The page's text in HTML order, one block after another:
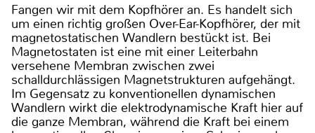
Fangen wir mit dem Kopfhörer an. Es handelt sich
um einen richtig großen Over-Ear-Kopfhörer, der mit
magnetostatischen Wandlern bestückt ist. Bei
Magnetostaten ist eine mit einer Leiterbahn
versehene Membran zwischen zwei
schalldurchlässigen Magnetstrukturen aufgehängt.
Im Gegensatz zu konventionellen dynamischen
Wandlern wirkt die elektrodynamische Kraft hier auf
die ganze Membran, während die Kraft bei einem